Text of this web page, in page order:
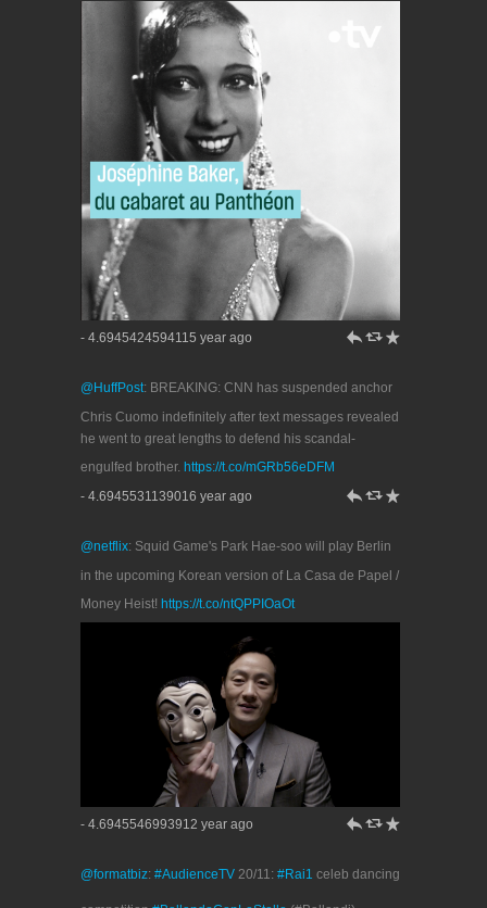
- 4.6945424594115 year ago h J R
@HuffPost: BREAKING: CNN has suspended anchor
Chris Cuomo indefinitely after text messages revealed
he went to great lengths to defend his scandal-
engulfed brother. https://t.co/mGRb56eDFM
- 4.6945531139016 year ago
h J R
@netflix: Squid Game's Park Hae-soo will play Berlin
in the upcoming Korean version of La Casa de Papel /
Money Heist! https://t.co/ntQPPIOaOt
- 4.6945546993912 year ago h J R
@formatbiz: #AudienceTV 20/11: #Rai1 celeb dancing